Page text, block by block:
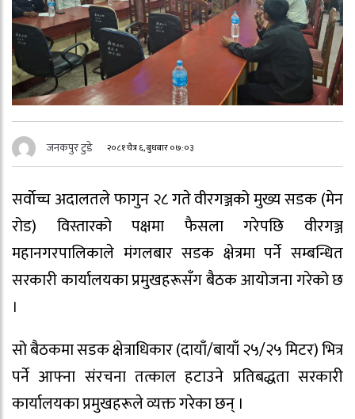
जनकपुर टुडे २०८१ चैत्र ६, बुधबार ०७:०३
सर्वाेच्च अदालतले फागुन २८ गते वीरगञ्जको मुख्य सडक (मेन
रोड) विस्तारको पक्षमा फैसला गरेपछि वीरगञ्ज
महानगरपालिकाले मंगलबार सडक क्षेत्रमा पर्ने सम्बन्धित
सरकारी कार्यालयका प्रमुखहरूसँग बैठक आयोजना गरेको छ
।
सो बैठकमा सडक क्षेत्राधिकार (दायाँ/बायाँ २५/२५ मिटर) भित्र
पर्ने आफ्ना संरचना तत्काल हटाउने प्रतिबद्धता सरकारी
कार्यालयका प्रमुखहरूले व्यक्त गरेका छन् ।